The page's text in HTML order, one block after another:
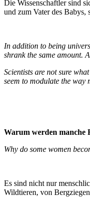
Die Wissenschaftler sind
und zum Vater des
In addition to being
shrank the same amount.
Scientists are not sure
seem to modulate the
Warum werden manche
Why do some women
Es sind nicht nur
Wildtieren, von